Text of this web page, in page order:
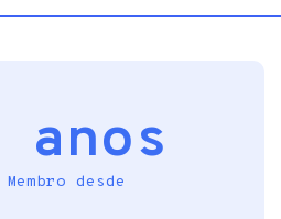
anos
Membro desde